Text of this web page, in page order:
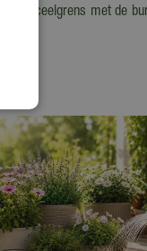
perceelgrens met de